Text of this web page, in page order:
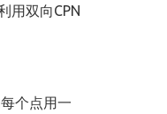
用双向CPN
个点用一